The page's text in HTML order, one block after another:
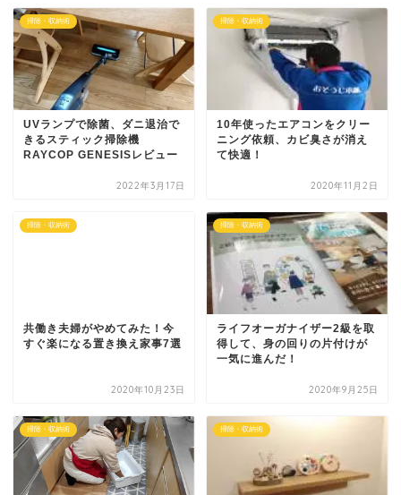
掃除・収納術
UVランプで除菌、ダニ退治で
きるスティック掃除機
RAYCOP GENESISレビュー
2022年3月17日
掃除・収納術
10年使ったエアコンをクリー
ニング依頼、カビ臭さが消え
て快適！
2020年11月2日
掃除・収納術
共働き夫婦がやめてみた！今
すぐ楽になる置き換え家事7選
2020年10月23日
掃除・収納術
ライフオーガナイザー2級を取
得して、身の回りの片付けが
一気に進んだ！
2020年9月25日
掃除・収納術 掃除・収納術